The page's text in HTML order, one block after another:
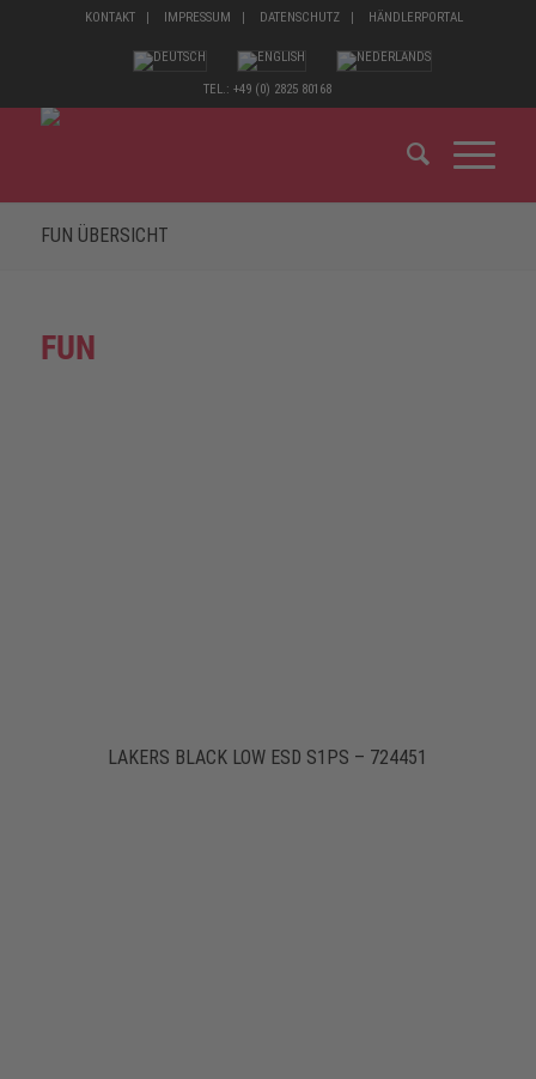
KONTAKT IMPRESSUM DATENSCHUTZ HÄNDLERPORTAL
TEL.: +49 (0) 2825 80168
FUN ÜBERSICHT
FUN
LAKERS BLACK LOW ESD S1PS – 724451